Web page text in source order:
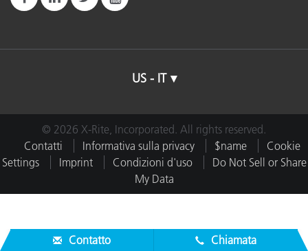
US - IT
© 2026 X-Rite, Incorporated. All rights reserved.
Contatti
Informativa sulla privacy $name
Cookie
Settings
Imprint Condizioni d'uso
Do Not Sell or Share
My Data
Contatto Chiamata